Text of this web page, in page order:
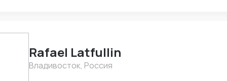
Rafael Latfullin
Владивосток, Россия